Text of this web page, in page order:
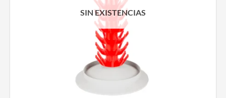
SIN EXISTENCIAS